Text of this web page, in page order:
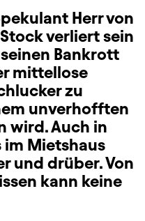
Herr von
verliert sein
Bankrott
mittellose
zu
unverhofften
wird. Auch in
im Mietshaus
und drüber. Von
kann keine